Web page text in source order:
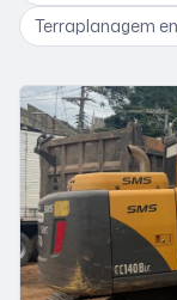
Terraplanagem